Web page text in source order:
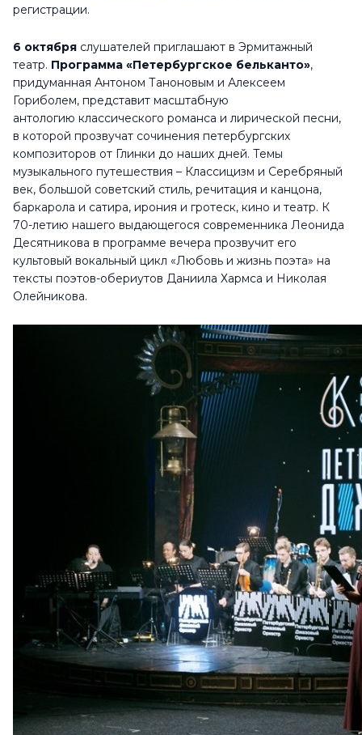
регистрации.
6 октября слушателей приглашают в Эрмитажный
театр. Программа «Петербургское бельканто»,
придуманная Антоном Таноновым и Алексеем
Гориболем, представит масштабную
антологию классического романса и лирической песни,
в которой прозвучат сочинения петербургских
композиторов от Глинки до наших дней. Темы
музыкального путешествия – Классицизм и Серебряный
век, большой советский стиль, речитация и канцона,
баркарола и сатира, ирония и гротеск, кино и театр. К
70-летию нашего выдающегося современника Леонида
Десятникова в программе вечера прозвучит его
культовый вокальный цикл «Любовь и жизнь поэта» на
тексты поэтов-обериутов Даниила Хармса и Николая
Олейникова.